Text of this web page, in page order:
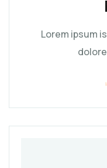
Lorem ipsum